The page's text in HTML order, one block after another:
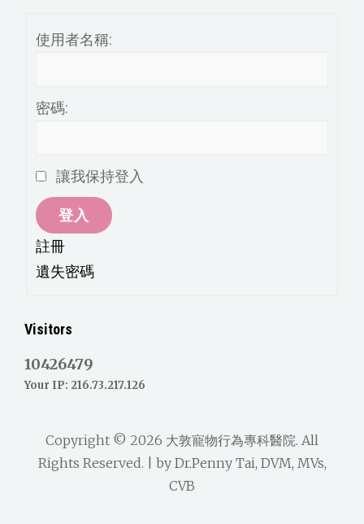
使用者名稱:
密碼:
讓我保持登入
登入
註冊
遺失密碼
Visitors
10426479
Your IP: 216.73.217.126
Copyright © 2026 大敦寵物行為專科醫院. All
Rights Reserved. | by Dr.Penny Tai, DVM, MVs,
CVB